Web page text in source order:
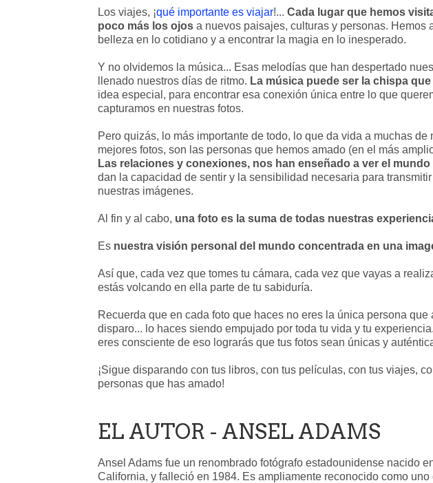
Los viajes, ¡qué importante es viajar!... Cada lugar que hemos
poco más los ojos a nuevos paisajes, culturas y personas. Hemos
belleza en lo cotidiano y a encontrar la magia en lo inesperado.
Y no olvidemos la música... Esas melodías que han despertado
llenado nuestros días de ritmo. La música puede ser la chispa
idea especial, para encontrar esa conexión única entre lo que
capturamos en nuestras fotos.
Pero quizás, lo más importante de todo, lo que da vida a muchas de
mejores fotos, son las personas que hemos amado (en el más
Las relaciones y conexiones, nos han enseñado a ver el
dan la capacidad de sentir y la sensibilidad necesaria para
nuestras imágenes.
Al fin y al cabo, una foto es la suma de todas nuestras
Es nuestra visión personal del mundo concentrada en una
Así que, cada vez que tomes tu cámara, cada vez que vayas a
estás volcando en ella parte de tu sabiduría.
Recuerda que en cada foto que haces no eres la única persona que
disparo... lo haces siendo empujado por toda tu vida y tu
eres consciente de eso lograrás que tus fotos sean únicas y
¡Sigue disparando con tus libros, con tus películas, con tus viajes,
personas que has amado!
EL AUTOR - ANSEL ADAMS
Ansel Adams fue un renombrado fotógrafo estadounidense nacido
California, y falleció en 1984. Es ampliamente reconocido como